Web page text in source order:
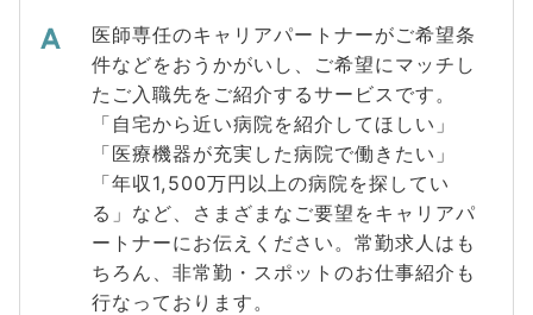
医師専任のキャリアパートナーがご希望条
件などをおうかがいし、ご希望にマッチし
たご入職先をご紹介するサービスです。
「自宅から近い病院を紹介してほしい」
「医療機器が充実した病院で働きたい」
「年収1,500万円以上の病院を探してい
る」など、さまざまなご要望をキャリアパ
ートナーにお伝えください。常勤求人はも
ちろん、非常勤・スポットのお仕事紹介も
行なっております。